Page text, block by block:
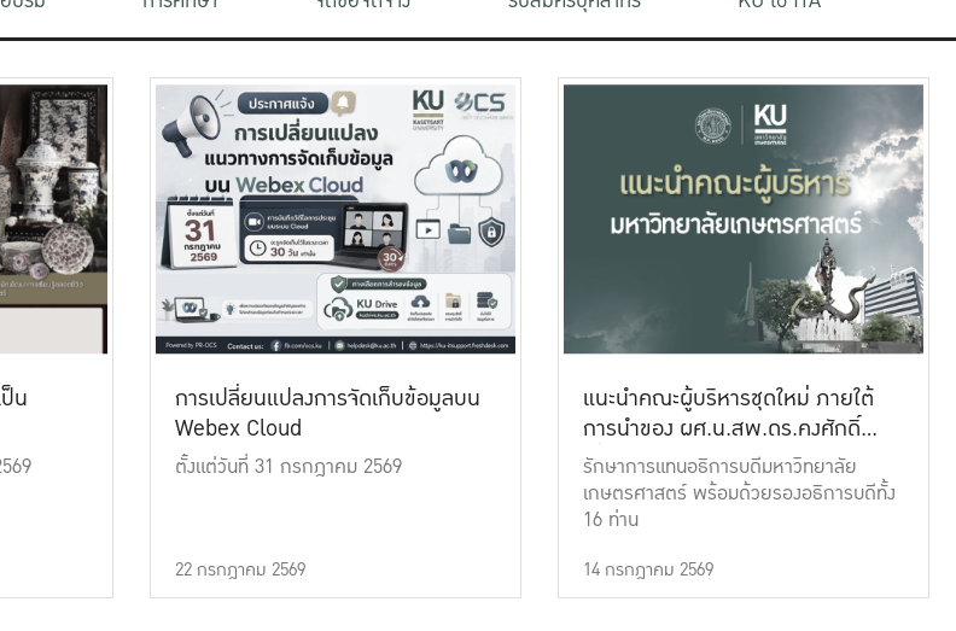
น
การเปลี่ยนแปลงการจัดเก็บข้อมูลบน
Webex Cloud
ตั้งแต่วันที่ 31 กรกฎาคม 2569
22 กรกฎาคม 2569
แนะนำคณะผู้บริหารชุดใหม่ ภายใต้
การนำของ ผศ.น.สพ.ดร.คงศักดิ์
เที่ยงธรรม
รักษาการแทนอธิการบดีมหาวิทยาลัย
เกษตรศาสตร์ พร้อมด้วยรองอธิการบดีทั้ง
16 ท่าน
14 กรกฎาคม 2569